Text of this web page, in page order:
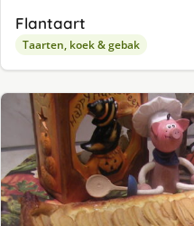
Flantaart
Taarten, koek & gebak